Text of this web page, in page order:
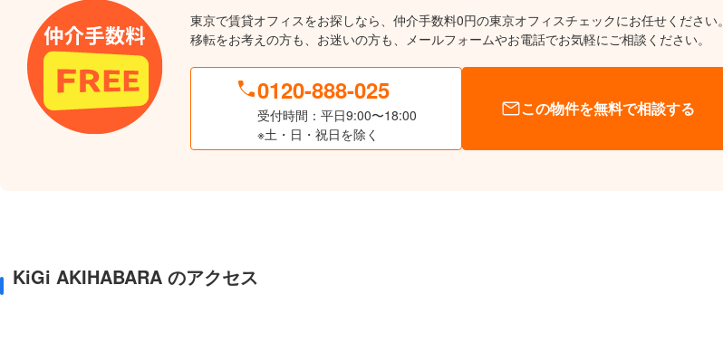
東京で賃貸オフィスをお探しなら、仲介手数料0円の東京オフィスチェックにお任せください。
移転をお考えの方も、お迷いの方も、メールフォームやお電話でお気軽にご相談ください。
0120-888-025
受付時間：平日9:00〜18:00
※土・日・祝日を除く
この物件を無料で相談する
KiGi AKIHABARA のアクセス